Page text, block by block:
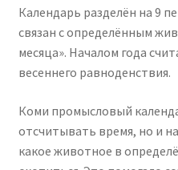
Календарь разделён на 9
связан с определённым
месяца». Началом года
весеннего равноденствия.
Коми промысловый
отсчитывать время, но и
какое животное в